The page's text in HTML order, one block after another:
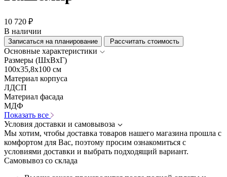
10 720 ₽
В наличии
Записаться на планирование Рассчитать стоимость
Основные характеристики
Размеры (ШхВхГ)
100x35,8x100 см
Материал корпуса
ЛДСП
Материал фасада
МДФ
Показать все
Условия доставки и самовывоза
Мы хотим, чтобы доставка товаров нашего магазина прошла с
комфортом для Вас, поэтому просим ознакомиться с
условиями доставки и выбрать подходящий вариант.
Самовывоз со склада